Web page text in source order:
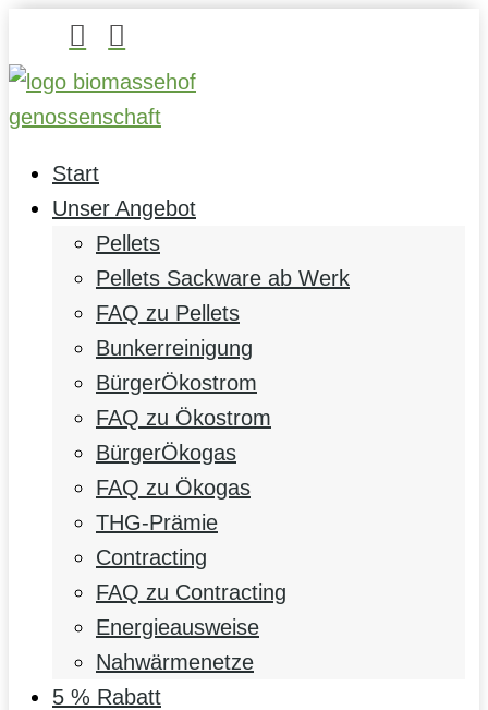
 
Start
Unser Angebot
Pellets
Pellets Sackware ab Werk
FAQ zu Pellets
Bunkerreinigung
BürgerÖkostrom
FAQ zu Ökostrom
BürgerÖkogas
FAQ zu Ökogas
THG-Prämie
Contracting
FAQ zu Contracting
Energieausweise
Nahwärmenetze
5 % Rabatt